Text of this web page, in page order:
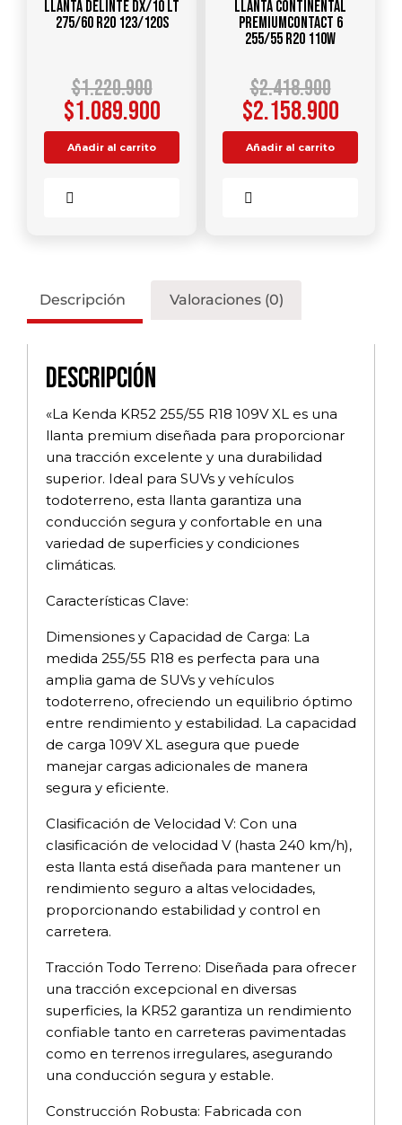
Llanta DELINTE DX/10 LT
275/60 R20 123/120S
$1.220.900
$1.089.900
Añadir al carrito
Llanta CONTINENTAL
PREMIUMCONTACT 6
255/55 R20 110W
$2.418.900
$2.158.900
Añadir al carrito
Descripción Valoraciones (0)
Descripción
«La Kenda KR52 255/55 R18 109V XL es una
llanta premium diseñada para proporcionar
una tracción excelente y una durabilidad
superior. Ideal para SUVs y vehículos
todoterreno, esta llanta garantiza una
conducción segura y confortable en una
variedad de superficies y condiciones
climáticas.
Características Clave:
Dimensiones y Capacidad de Carga: La
medida 255/55 R18 es perfecta para una
amplia gama de SUVs y vehículos
todoterreno, ofreciendo un equilibrio óptimo
entre rendimiento y estabilidad. La capacidad
de carga 109V XL asegura que puede
manejar cargas adicionales de manera
segura y eficiente.
Clasificación de Velocidad V: Con una
clasificación de velocidad V (hasta 240 km/h),
esta llanta está diseñada para mantener un
rendimiento seguro a altas velocidades,
proporcionando estabilidad y control en
carretera.
Tracción Todo Terreno: Diseñada para ofrecer
una tracción excepcional en diversas
superficies, la KR52 garantiza un rendimiento
confiable tanto en carreteras pavimentadas
como en terrenos irregulares, asegurando
una conducción segura y estable.
Construcción Robusta: Fabricada con